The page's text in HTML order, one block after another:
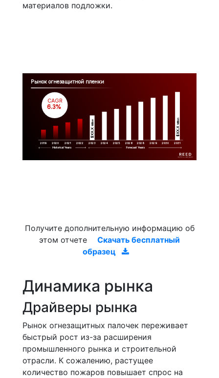
материалов подложки.
Рынок огнезащитной пленки
2019 2020 2021 2022 2023 2024 2025 2026 2028 2029 2030 2031
$XX.X
Million
$XX.X
Million
CAGR
6.3%
Historical Years Forecast Years
Получите дополнительную информацию об
этом отчете
Скачать бесплатный
образец
Динамика рынка
Драйверы рынка
Рынок огнезащитных палочек переживает
быстрый рост из-за расширения
промышленного рынка и строительной
отрасли. К сожалению, растущее
количество пожаров повышает спрос на